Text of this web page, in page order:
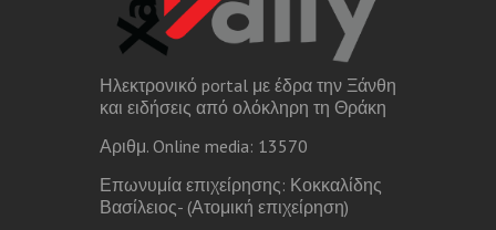
Ηλεκτρονικό portal με έδρα την Ξάνθη
και ειδήσεις από ολόκληρη τη Θράκη
Αριθμ. Online media: 13570
Επωνυμία επιχείρησης: Κοκκαλίδης
Βασίλειος- (Ατομική επιχείρηση)